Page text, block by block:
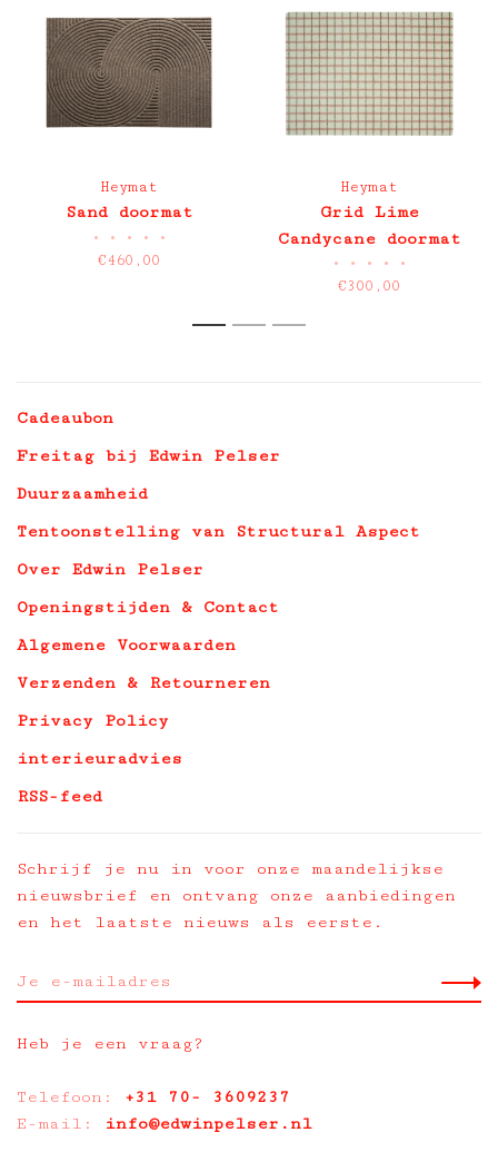
Heymat
Sand doormat
• • • • •
€460,00
Heymat
Grid Lime
Candycane doormat
• • • • •
€300,00
1 2 3
Cadeaubon
Freitag bij Edwin Pelser
Duurzaamheid
Tentoonstelling van Structural Aspect
Over Edwin Pelser
Openingstijden & Contact
Algemene Voorwaarden
Verzenden & Retourneren
Privacy Policy
interieuradvies
RSS-feed
Schrijf je nu in voor onze maandelijkse
nieuwsbrief en ontvang onze aanbiedingen
en het laatste nieuws als eerste.
Heb je een vraag?
Telefoon: +31 70- 3609237
E-mail:
info@edwinpelser.nl